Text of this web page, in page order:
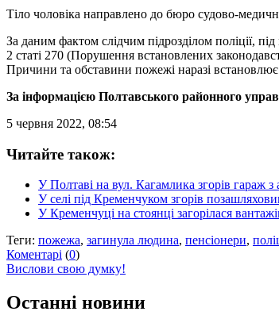
Тіло чоловіка направлено до бюро судово-
За даним фактом слідчим підрозділом поліції,
2 статі 270 (Порушення встановлених
Причини та обставини пожежі наразі встановлює
За інформацією Полтавського районного
5 червня 2022, 08:54
Читайте також:
У Полтаві на вул. Кагамлика згорів гараж з
У селі під Кременчуком згорів
У Кременчуці на стоянці загорілася
Теги: пожежа, загинула людина, пенсіонери,
Коментарі (0)
Вислови свою думку!
Останні новини